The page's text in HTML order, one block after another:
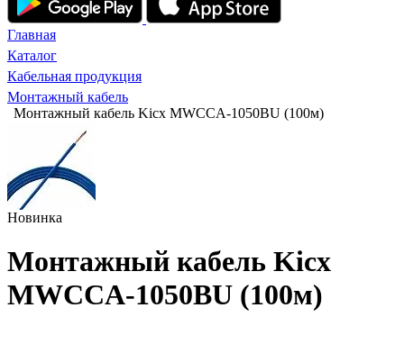
Главная
Каталог
Кабельная продукция
Монтажный кабель
Монтажный кабель Kicx MWCCA-1050BU (100м)
Новинка
Монтажный кабель Kicx
MWCCA-1050BU (100м)